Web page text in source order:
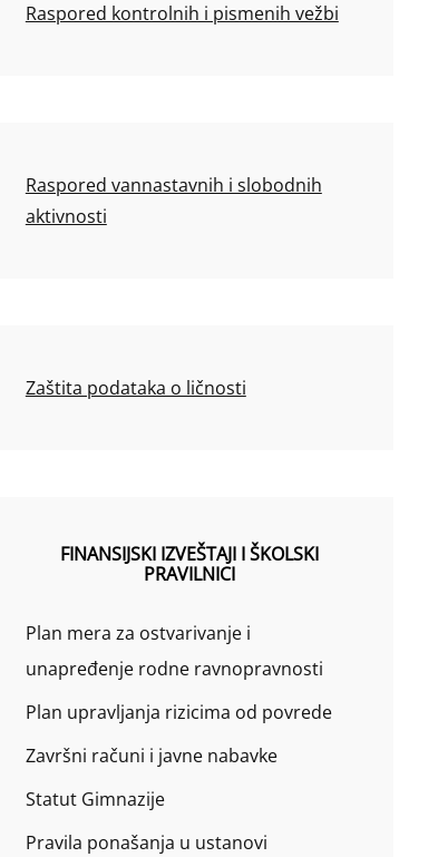
Raspored kontrolnih i pismenih vežbi
Raspored vannastavnih i slobodnih
aktivnosti
Zaštita podataka o ličnosti
FINANSIJSKI IZVEŠTAJI I ŠKOLSKI
PRAVILNICI
Plan mera za ostvarivanje i
unapređenje rodne ravnopravnosti
Plan upravljanja rizicima od povrede
Završni računi i javne nabavke
Statut Gimnazije
Pravila ponašanja u ustanovi